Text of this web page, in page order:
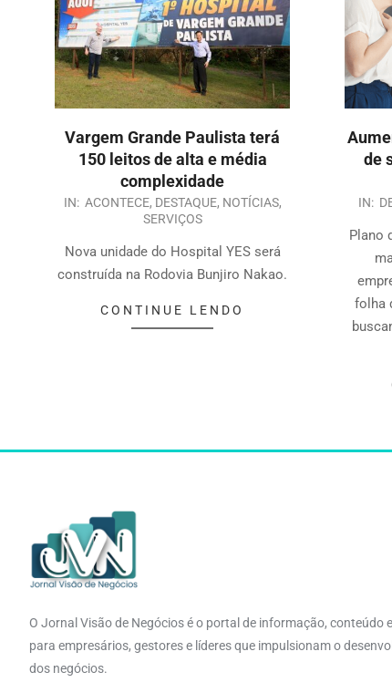
Vargem Grande Paulista terá
150 leitos de alta e média
complexidade
IN: ACONTECE, DESTAQUE, NOTÍCIAS,
SERVIÇOS
Nova unidade do Hospital YES será
construída na Rodovia Bunjiro Nakao.
CONTINUE LENDO
de
IN:
Plano
folha
O Jornal Visão de Negócios é o portal de informação, conteúdo
para empresários, gestores e líderes que impulsionam o
dos negócios.